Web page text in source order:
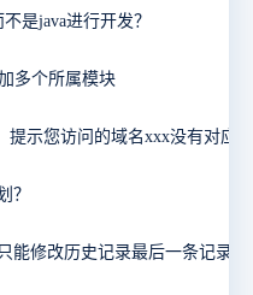
是java进行开发？
多个所属模块
提示您访问的域名xxx没有对应
？